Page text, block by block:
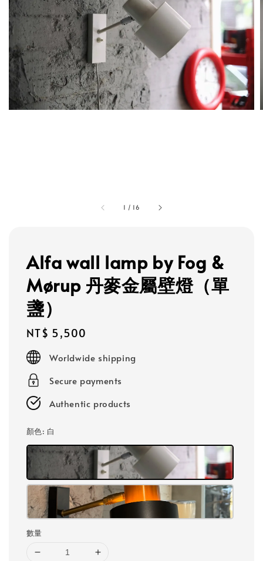
1 / 16
Alfa wall lamp by Fog &
Mørup 丹麥金屬壁燈（單
盞）
Regular
price
NT$ 5,500
Worldwide shipping
Secure payments
Authentic products
顏色: 白
數量